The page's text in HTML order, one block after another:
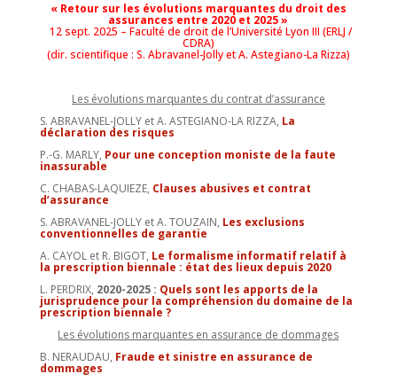
« Retour sur les évolutions marquantes du droit des
assurances entre 2020 et 2025 »
12 sept. 2025 – Faculté de droit de l’Université Lyon III (ERLJ /
CDRA)
(dir. scientifique : S. Abravanel-Jolly et A. Astegiano-La Rizza)
Les évolutions marquantes du contrat d’assurance
S. ABRAVANEL-JOLLY et A. ASTEGIANO-LA RIZZA, La
déclaration des risques
P.-G. MARLY, Pour une conception moniste de la faute
inassurable
C. CHABAS-LAQUIEZE, Clauses abusives et contrat
d’assurance
S. ABRAVANEL-JOLLY et A. TOUZAIN, Les exclusions
conventionnelles de garantie
A. CAYOL et R. BIGOT, Le formalisme informatif relatif à
la prescription biennale : état des lieux depuis 2020
L. PERDRIX, 2020-2025 : Quels sont les apports de la
jurisprudence pour la compréhension du domaine de la
prescription biennale ?
Les évolutions marquantes en assurance de dommages
B. NERAUDAU, Fraude et sinistre en assurance de
dommages